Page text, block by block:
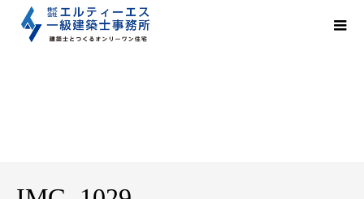
IMG_1029